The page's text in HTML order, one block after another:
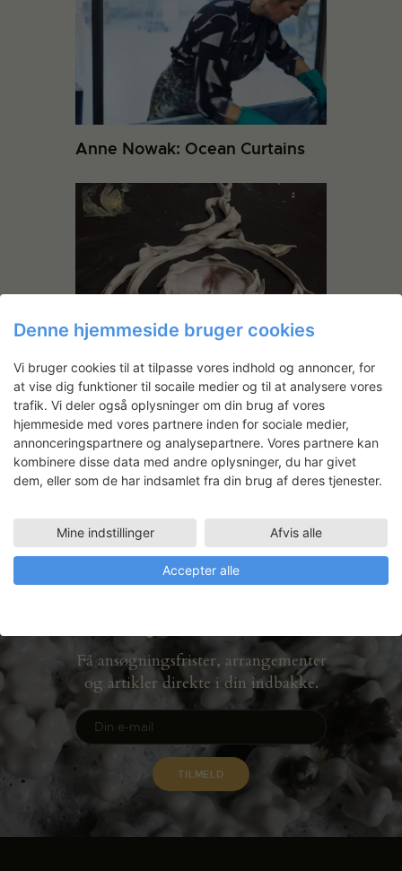
Anne Nowak: Ocean Curtains
Milano, Allegro Energico
(arbejdstitel)
Lotte Tauber Lassen
Få ansøgningsfrister, arrangementer
og artikler direkte i din indbakke.
Denne hjemmeside bruger cookies
Vi bruger cookies til at tilpasse vores indhold og annoncer, for
at vise dig funktioner til socaile medier og til at analysere vores
trafik. Vi deler også oplysninger om din brug af vores
hjemmeside med vores partnere inden for sociale medier,
annonceringspartnere og analysepartnere. Vores partnere kan
kombinere disse data med andre oplysninger, du har givet
dem, eller som de har indsamlet fra din brug af deres tjenester.
Mine indstillinger Afvis alle
Accepter alle